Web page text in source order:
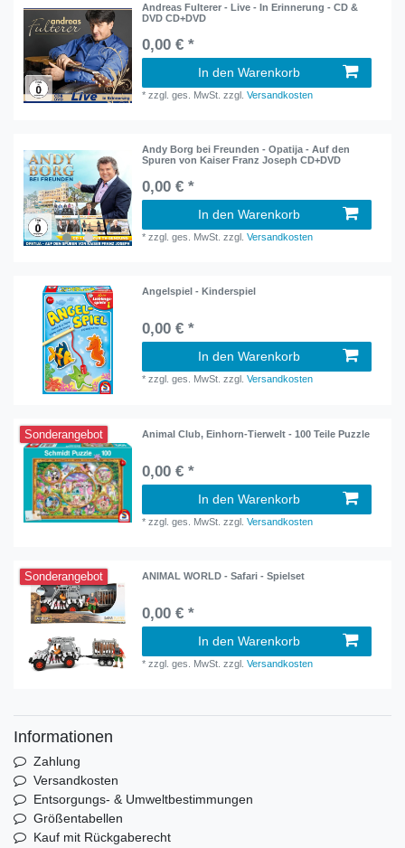
Andreas Fulterer - Live - In Erinnerung - CD &
DVD CD+DVD
0,00 € *
In den Warenkorb
*zzgl. ges. MwSt. zzgl.Versandkosten
Andy Borg bei Freunden - Opatija - Auf den
Spuren von Kaiser Franz Joseph CD+DVD
0,00 € *
In den Warenkorb
*zzgl. ges. MwSt. zzgl.Versandkosten
Angelspiel - Kinderspiel
0,00 € *
In den Warenkorb
*zzgl. ges. MwSt. zzgl.Versandkosten
Sonderangebot Animal Club, Einhorn-Tierwelt - 100 Teile Puzzle
0,00 € *
In den Warenkorb
*zzgl. ges. MwSt. zzgl.Versandkosten
Sonderangebot ANIMAL WORLD - Safari - Spielset
0,00 € *
In den Warenkorb
*zzgl. ges. MwSt. zzgl.Versandkosten
Informationen
Zahlung
Versandkosten
Entsorgungs- & Umweltbestimmungen
Größentabellen
Kauf mit Rückgaberecht